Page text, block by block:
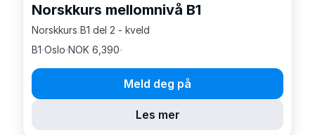
Norskkurs mellomnivå B1
Norskkurs B1 del 2 - kveld
B1 Oslo NOK 6,390
Meld deg på
Les mer